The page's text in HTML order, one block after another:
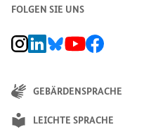
FOLGEN SIE UNS
BMZ Instagram-Kanal, Externer Link
BMZ LinkedIn
BMZ Bluesky-Seite,
BMZ Youtube-Kanal,
BMZ Facebook-
GEBÄRDENSPRACHE
LEICHTE SPRACHE